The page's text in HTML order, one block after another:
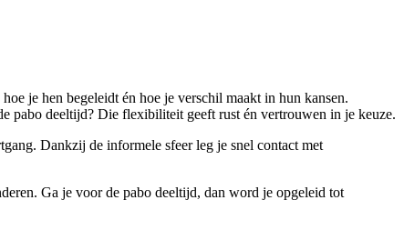
je hen begeleidt én hoe je verschil maakt in hun kansen.
pabo deeltijd? Die flexibiliteit geeft rust én vertrouwen in je keuze.
Dankzij de informele sfeer leg je snel contact met
Ga je voor de pabo deeltijd, dan word je opgeleid tot